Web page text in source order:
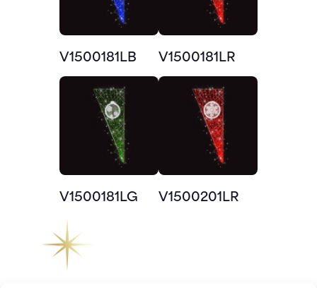
V1500181LB V1500181LR
V1500181LG V1500201LR